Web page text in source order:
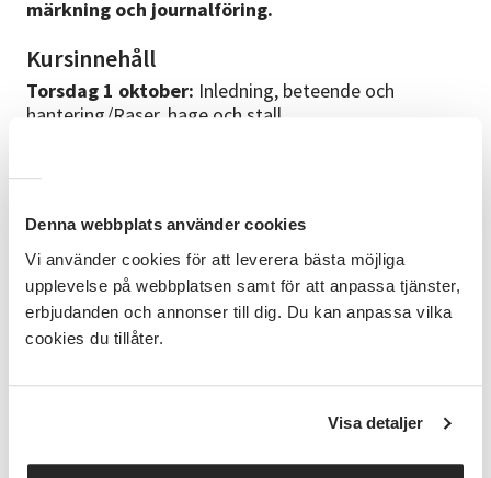
Denna webbplats använder cookies
Vi använder cookies för att leverera bästa möjliga
upplevelse på webbplatsen samt för att anpassa tjänster,
erbjudanden och annonser till dig. Du kan anpassa vilka
cookies du tillåter.
Visa detaljer
märkning och journalföring.
Kursinnehåll
Torsdag 1 oktober: Inledning, beteende och
hantering/Raser, hage och stall
parasiter/Klippning och klövvård
Torsdag 29 oktober:Märkning och
journalföring/Checklista för att skaffa får/Avslutning
Kl 18:00-20:30 (sista halvtimmen är avsedd för
frågor).
Kursen genomförs på distans via Teams, länk skickas
ut dagen innan kursstart. Vid kursens slut kommer
det skickas ut ett kompendium som sammanfattar
innehållet.